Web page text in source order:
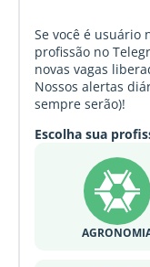
Se você é usuário
profissão no
novas vagas
Nossos alertas
sempre serão)!
Escolha sua